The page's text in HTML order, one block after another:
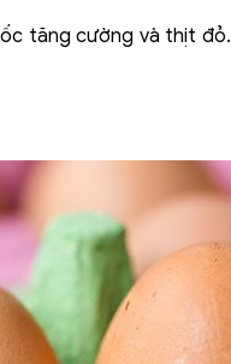
tăng cường và thịt